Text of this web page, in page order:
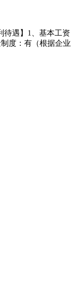
遇】1、基本工
度：有（根据企